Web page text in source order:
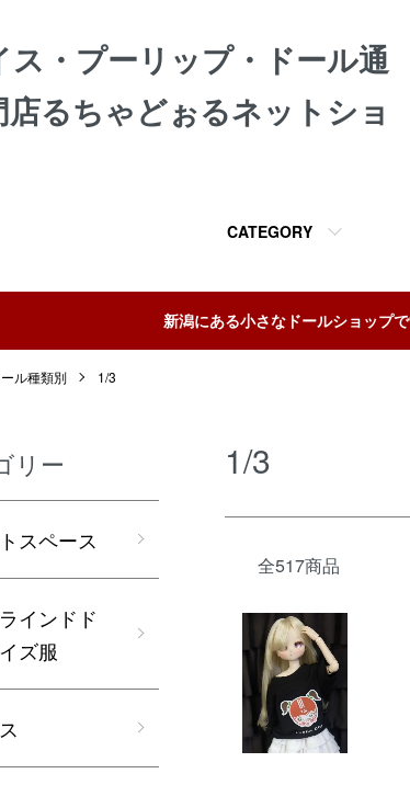
ス・プーリップ・ドール通
店るちゃどぉるネットショ
CATEGORY
新潟にある小さなドールショップ
ール種類別 1/3
1/3
全517商品
リー
スペース
インドド
ズ服